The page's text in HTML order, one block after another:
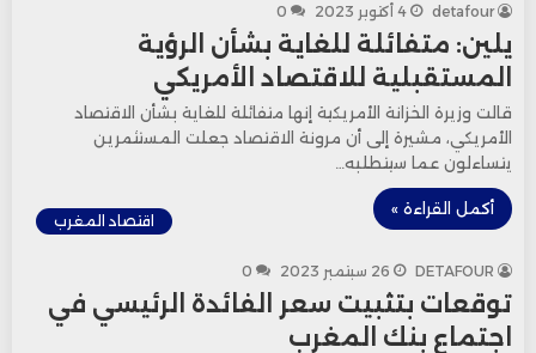
detafour 4 أكتوبر 2023 0
يلين: متفائلة للغاية بشأن الرؤية
المستقبلية للاقتصاد الأمريكي
قالت وزيرة الخزانة الأمريكية إنها متفائلة للغاية بشأن الاقتصاد
الأمريكي، مشيرة إلى أن مرونة الاقتصاد جعلت المستثمرين
يتساءلون عما سيتطلبه…
أكمل القراءة »
اقتصاد المغرب
DETAFOUR 26 سبتمبر 2023 0
توقعات بتثبيت سعر الفائدة الرئيسي في
اجتماع بنك المغرب